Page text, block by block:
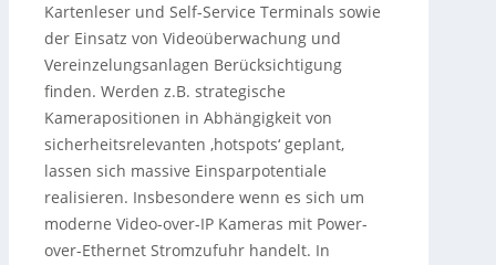
Kartenleser und Self-Service Terminals sowie
der Einsatz von Videoüberwachung und
Vereinzelungsanlagen Berücksichtigung
finden. Werden z.B. strategische
Kamerapositionen in Abhängigkeit von
sicherheitsrelevanten ‚hotspots‘ geplant,
lassen sich massive Einsparpotentiale
realisieren. Insbesondere wenn es sich um
moderne Video-over-IP Kameras mit Power-
over-Ethernet Stromzufuhr handelt. In